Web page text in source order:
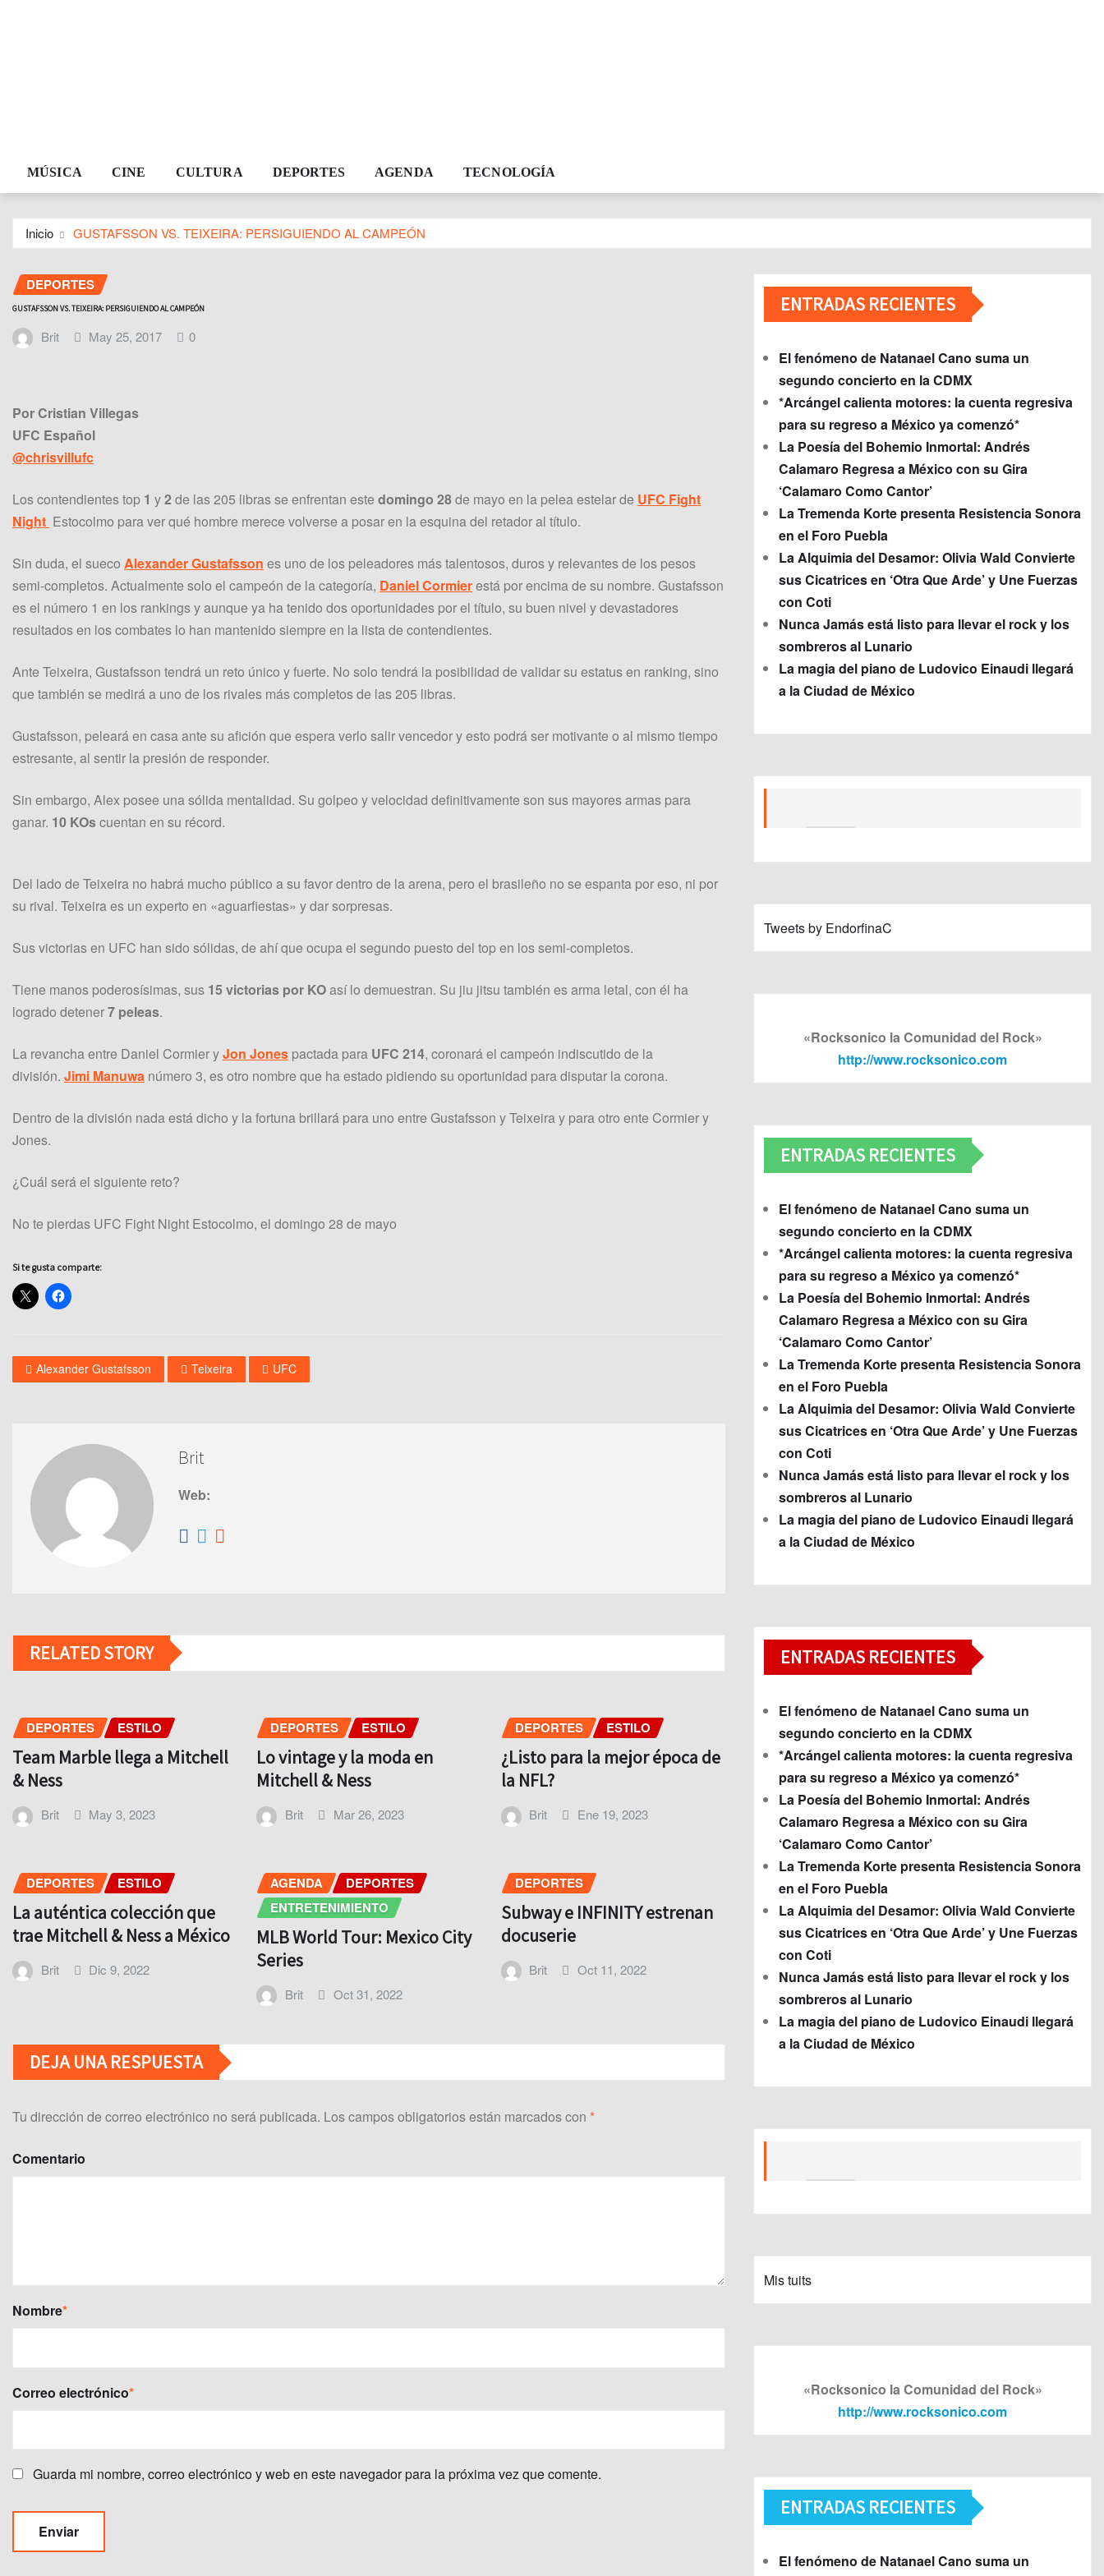
MÚSICA CINE CULTURA DEPORTES AGENDA TECNOLOGÍA
Inicio GUSTAFSSON VS. TEIXEIRA: PERSIGUIENDO AL CAMPEÓN
DEPORTES
GUSTAFSSON VS. TEIXEIRA: PERSIGUIENDO AL CAMPEÓN
Brit May 25, 2017 0
Por Cristian Villegas
UFC Español
@chrisvillufc
Los contendientes top 1 y2 de las 205 libras se enfrentan este domingo 28de mayo en la pelea estelar de UFC Fight
Night Estocolmo para ver qué hombre merece volverse a posar en la esquina del retador al título.
Sin duda, el sueco Alexander Gustafsson es uno de los peleadores más talentosos, duros y relevantes de los pesos
semi-completos. Actualmente solo el campeón de la categoría, Daniel Cormierestá por encima de su nombre. Gustafsson
es el número 1 en los rankings y aunque ya ha tenido dos oportunidades por el título, su buen nivel y devastadores
resultados en los combates lo han mantenido siempre en la lista de contendientes.
Ante Teixeira, Gustafsson tendrá un reto único y fuerte. No solo tendrá la posibilidad de validar su estatus en ranking, sino
que también se medirá a uno de los rivales más completos de las 205 libras.
Gustafsson, peleará en casa ante su afición que espera verlo salir vencedor y esto podrá ser motivante o al mismo tiempo
estresante, al sentir la presión de responder.
Sin embargo, Alex posee una sólida mentalidad. Su golpeo y velocidad definitivamente son sus mayores armas para
ganar. 10 KOscuentan en su récord.
Del lado de Teixeira no habrá mucho público a su favor dentro de la arena, pero el brasileño no se espanta por eso, ni por
su rival. Teixeira es un experto en «aguarfiestas» y dar sorpresas.
Sus victorias en UFC han sido sólidas, de ahí que ocupa el segundo puesto del top en los semi-completos.
Tiene manos poderosísimas, sus 15 victorias por KOasí lo demuestran. Su jiu jitsu también es arma letal, con él ha
logrado detener7 peleas.
La revancha entre Daniel Cormier yJon Jones pactada para UFC 214, coronará el campeón indiscutido de la
división. Jimi Manuwa número 3, es otro nombre que ha estado pidiendo su oportunidad para disputar la corona.
Dentro de la división nada está dicho y la fortuna brillará para uno entre Gustafsson y Teixeira y para otro ente Cormier y
Jones.
¿Cuál será el siguiente reto?
No te pierdas UFC Fight Night Estocolmo, el domingo 28 de mayo
Si te gusta comparte:
Alexander Gustafsson Teixeira UFC
Brit
Web:
RELATED STORY
DEPORTES ESTILO
Team Marble llega a Mitchell
& Ness
Brit May 3, 2023
DEPORTES ESTILO
Lo vintage y la moda en
Mitchell & Ness
Brit Mar 26, 2023
DEPORTES ESTILO
¿Listo para la mejor época de
la NFL?
Brit Ene 19, 2023
DEPORTES ESTILO
La auténtica colección que
trae Mitchell & Ness a México
Brit Dic 9, 2022
AGENDA
DEPORTES
ENTRETENIMIENTO
MLB World Tour: Mexico City
Series
Brit Oct 31, 2022
DEPORTES
Subway e INFINITY estrenan
docuserie
Brit Oct 11, 2022
DEJA UNA RESPUESTA
Tu dirección de correo electrónico no será publicada. Los campos obligatorios están marcados con *
Comentario
Nombre*
Correo electrónico*
Guarda mi nombre, correo electrónico y web en este navegador para la próxima vez que comente.
ENTRADAS RECIENTES
El fenómeno de Natanael Cano suma un
segundo concierto en la CDMX
*Arcángel calienta motores: la cuenta regresiva
para su regreso a México ya comenzó*
La Poesía del Bohemio Inmortal: Andrés
Calamaro Regresa a México con su Gira
‘Calamaro Como Cantor’
La Tremenda Korte presenta Resistencia Sonora
en el Foro Puebla
La Alquimia del Desamor: Olivia Wald Convierte
sus Cicatrices en ‘Otra Que Arde’ y Une Fuerzas
con Coti
Nunca Jamás está listo para llevar el rock y los
sombreros al Lunario
La magia del piano de Ludovico Einaudi llegará
a la Ciudad de México
Tweets by EndorfinaC
«Rocksonico la Comunidad del Rock»
http://www.rocksonico.com
ENTRADAS RECIENTES
El fenómeno de Natanael Cano suma un
segundo concierto en la CDMX
*Arcángel calienta motores: la cuenta regresiva
para su regreso a México ya comenzó*
La Poesía del Bohemio Inmortal: Andrés
Calamaro Regresa a México con su Gira
‘Calamaro Como Cantor’
La Tremenda Korte presenta Resistencia Sonora
en el Foro Puebla
La Alquimia del Desamor: Olivia Wald Convierte
sus Cicatrices en ‘Otra Que Arde’ y Une Fuerzas
con Coti
Nunca Jamás está listo para llevar el rock y los
sombreros al Lunario
La magia del piano de Ludovico Einaudi llegará
a la Ciudad de México
ENTRADAS RECIENTES
El fenómeno de Natanael Cano suma un
segundo concierto en la CDMX
*Arcángel calienta motores: la cuenta regresiva
para su regreso a México ya comenzó*
La Poesía del Bohemio Inmortal: Andrés
Calamaro Regresa a México con su Gira
‘Calamaro Como Cantor’
La Tremenda Korte presenta Resistencia Sonora
en el Foro Puebla
La Alquimia del Desamor: Olivia Wald Convierte
sus Cicatrices en ‘Otra Que Arde’ y Une Fuerzas
con Coti
Nunca Jamás está listo para llevar el rock y los
sombreros al Lunario
La magia del piano de Ludovico Einaudi llegará
a la Ciudad de México
Mis tuits
«Rocksonico la Comunidad del Rock»
http://www.rocksonico.com
ENTRADAS RECIENTES
El fenómeno de Natanael Cano suma un